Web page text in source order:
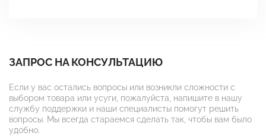
ЗАПРОС НА КОНСУЛЬТАЦИЮ
Если у вас остались вопросы или возникли сложности с
выбором товара или усуги, пожалуйста, напишите в нашу
службу поддержки и наши специалисты помогут решить
вопросы. Мы всегда стараемся сделать так, чтобы вам было
удобно.